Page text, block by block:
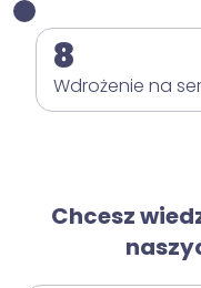
8
Wdrożenie na
Chcesz